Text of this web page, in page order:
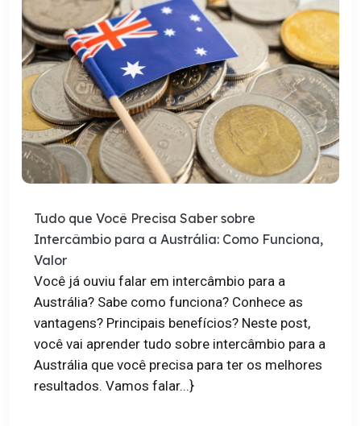
Tudo que Você Precisa Saber sobre
Intercâmbio para a Austrália: Como Funciona,
Valor
Você já ouviu falar em intercâmbio para a
Austrália? Sabe como funciona? Conhece as
vantagens? Principais benefícios? Neste post,
você vai aprender tudo sobre intercâmbio para a
Austrália que você precisa para ter os melhores
resultados. Vamos falar...}